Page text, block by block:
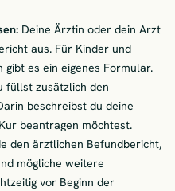
Deine Ärztin oder dein Arzt
aus. Für Kinder und
es ein eigenes Formular.
füllst zusätzlich den
beschreibst du deine
beantragen möchtest.
den ärztlichen Befundbericht,
mögliche weitere
vor Beginn der